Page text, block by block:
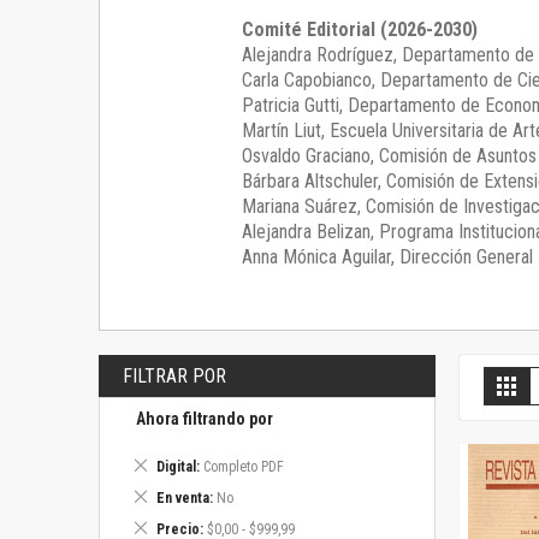
Comité Editorial (2026-2030)
Alejandra Rodríguez, Departamento de
Carla Capobianco, Departamento de
Patricia Gutti, Departamento de
Martín Liut, Escuela Universitaria de
Osvaldo Graciano, Comisión de
Bárbara Altschuler, Comisión de
Mariana Suárez, Comisión de
Alejandra Belizan, Programa
Anna Mónica Aguilar, Dirección General
FILTRAR POR
Ahora filtrando por
Digital Completo PDF
Eliminar
artículo
En venta No
Eliminar
artículo
Precio $0,00 - $999,99
Eliminar